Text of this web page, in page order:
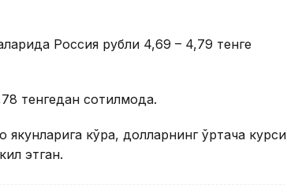
Россия рубли 4,69 – 4,79 тенге
тенгедан сотилмоқда.
кўра, долларнинг ўртача курси
этган.